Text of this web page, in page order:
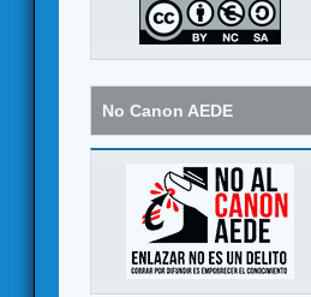
No Canon AEDE